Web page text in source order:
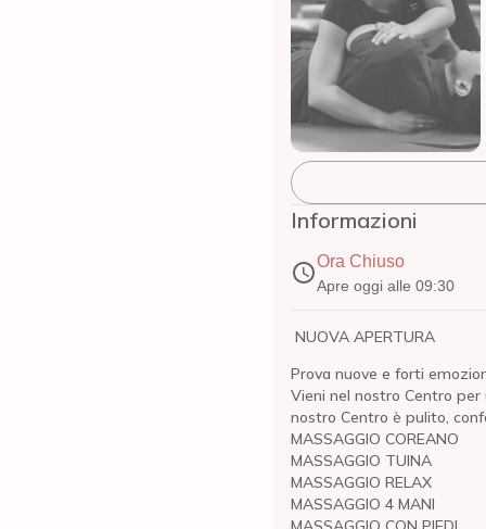
Informazioni
Ora Chiuso
Apre oggi alle 09:30
NUOVA APERTURA
Prova nuove e forti
Vieni nel nostro Centro
nostro Centro è pulito,
MASSAGGIO COREANO
MASSAGGIO TUINA
MASSAGGIO RELAX
MASSAGGIO 4 MANI